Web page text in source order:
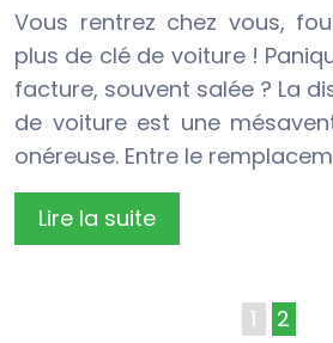
Vous rentrez chez vous,
plus de clé de voiture !
facture, souvent salée ? La
de voiture est une
onéreuse. Entre le
Lire la suite
1 2